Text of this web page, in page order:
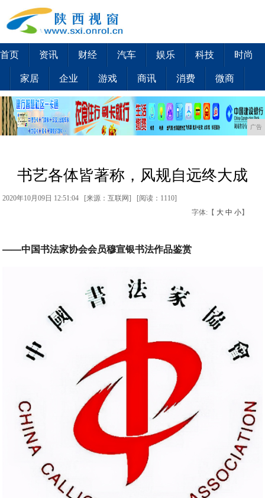
首页 资讯 财经 汽车 娱乐 科技 时尚
家居 企业 游戏 商讯 消费 微商
广告
书艺各体皆著称，风规自远终大成
2020年10月09日 12:51:04 [来源：互联网] [阅读：1110]
字体:【 大 中 小】
——中国书法家协会会员穆宣银书法作品鉴赏